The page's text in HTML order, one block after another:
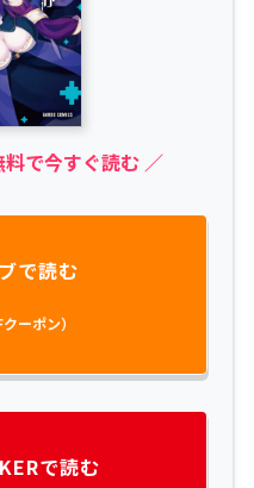
で今すぐ読む ／
で読む
ーポン）
で読む